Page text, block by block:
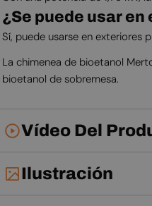
¿Se puede usar
Sí, puede usarse en exteriores
La chimenea de bioetanol
bioetanol de sobremesa.
Vídeo Del
Ilustración